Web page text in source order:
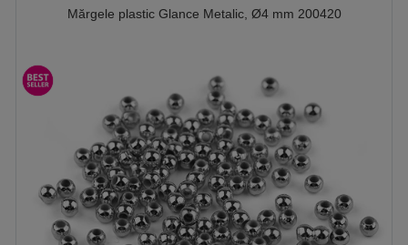
Mărgele plastic Glance Metalic, Ø4 mm 200420